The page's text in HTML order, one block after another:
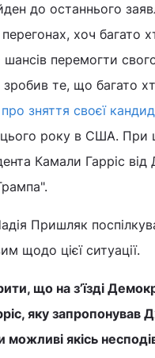
до останнього
хоч багато
перемогти
те, що багато
зняття своєї
цього року в США.
Камали Гарріс
Пришляк
щодо цієї ситуації.
що на з’їзді
яку запропонував
можливі якісь